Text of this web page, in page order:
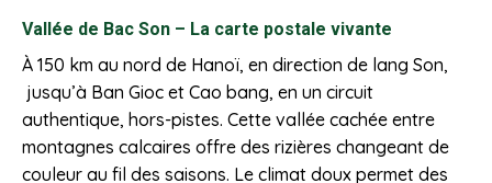
Vallée de Bac Son – La carte postale vivante
À 150 km au nord de Hanoï, en direction de lang Son,
jusqu’à Ban Gioc et Cao bang, en un circuit
authentique, hors-pistes. Cette vallée cachée entre
montagnes calcaires offre des rizières changeant de
couleur au fil des saisons. Le climat doux permet des